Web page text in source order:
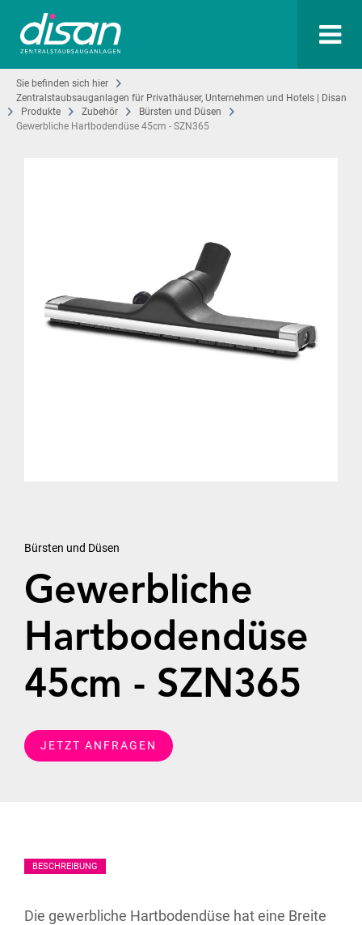
Sie befinden sich hier
Zentralstaubsauganlagen für Privathäuser, Unternehmen und Hotels | Disan
Produkte
Zubehör
Bürsten und Düsen
Gewerbliche Hartbodendüse 45cm - SZN365
Bürsten und Düsen
Gewerbliche
Hartbodendüse
45cm - SZN365
JETZT ANFRAGEN
BESCHREIBUNG
Die gewerbliche Hartbodendüse hat eine Breite